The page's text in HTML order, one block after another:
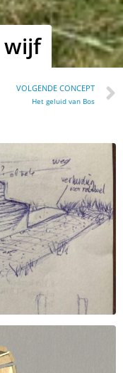
wijf
VOLGENDE CONCEPT
Het geluid van Bos